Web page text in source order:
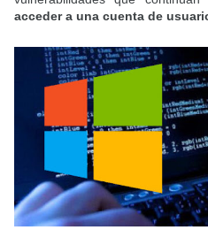
acceder a una cuenta de